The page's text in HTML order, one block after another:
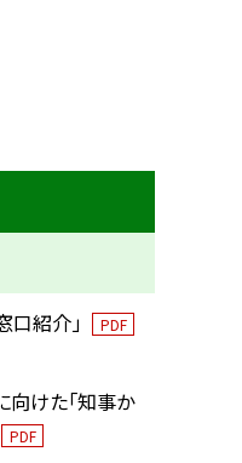
口紹介」 PDF
けた「知事か
PDF